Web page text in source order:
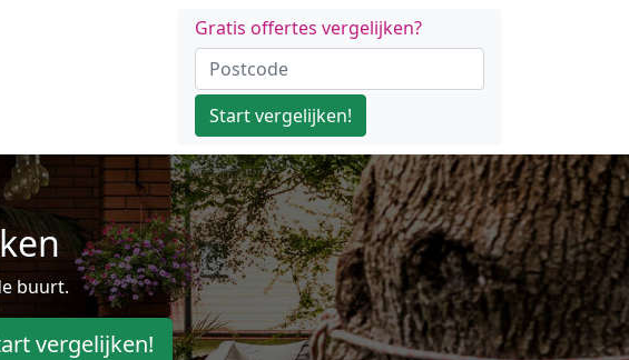
Gratis offertes vergelijken?
Start vergelijken!
buurt.
vergelijken!